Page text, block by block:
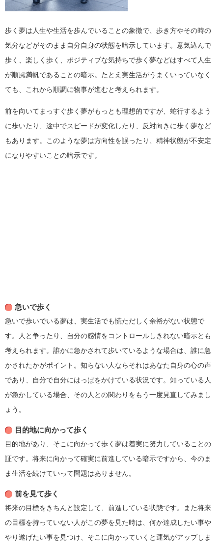
歩く夢は人生や生活を歩んでいることの象徴で、歩き方やその時の
気分などがそのまま自分自身の状態を暗示しています。意気込んで
歩く、楽しく歩く、ポジティブな気持ちで歩く夢などはすべて人生
が順風満帆であることの暗示。たとえ実生活がうまくいっていなく
ても、これから順調に物事が進むと考えられます。
前を向いてまっすぐ歩く夢がもっとも理想的ですが、蛇行するよう
に歩いたり、途中でスピードが変化したり、反対向きに歩く夢など
もあります。このような夢は方向性を誤ったり、精神状態が不安定
になりやすいことの暗示です。
急いで歩く
急いで歩いでいる夢は、実生活でも慌ただしく余裕がない状態で
す。人と争ったり、自分の感情をコントロールしきれない暗示とも
考えられます。誰かに急かされて歩いているような場合は、誰に急
かされたかがポイント。知らない人ならそれはあなた自身の心の声
であり、自分で自分にはっぱをかけている状況です。知っている人
が急かしている場合、その人との関わりをもう一度見直してみまし
ょう。
目的地に向かって歩く
目的地があり、そこに向かって歩く夢は着実に努力していることの
証です。将来に向かって確実に前進している暗示ですから、今のま
ま生活を続けていって問題はありません。
前を見て歩く
将来の目標をきちんと設定して、前進している状態です。また将来
の目標を持っていない人がこの夢を見た時は、何か達成したい事や
やり遂げたい事を見つけ、そこに向かっていくと運気がアップしま